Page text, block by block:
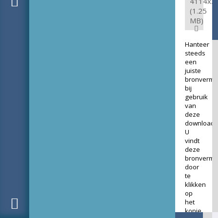
(1.25
MB)
Hanteer
steeds
een
juiste
bij
gebruik
van
deze
download.
U
vindt
deze
door
te
klikken
op
het
kopje